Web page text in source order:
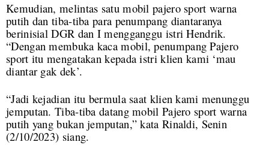
Kemudian, melintas satu mobil pajero sport warna
putih dan tiba-tiba para penumpang diantaranya
berinisial DGR dan I mengganggu istri Hendrik.
“Dengan membuka kaca mobil, penumpang Pajero
sport itu mengatakan kepada istri klien kami ‘mau
diantar gak dek’.
“Jadi kejadian itu bermula saat klien kami menunggu
jemputan. Tiba-tiba datang mobil Pajero sport warna
putih yang bukan jemputan,” kata Rinaldi, Senin
(2/10/2023) siang.